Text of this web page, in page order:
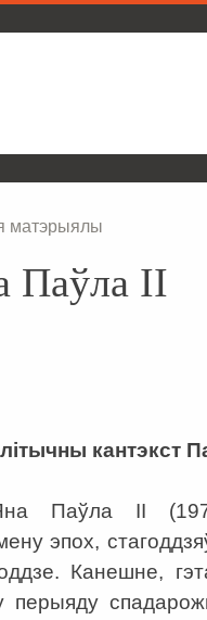
матэрыялы
ІІ
кантэкст
Паўла ІІ
эпох,
Канешне,
перыяду